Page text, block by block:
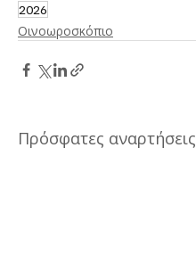
2026
Οινοωροσκόπιο
Πρόσφατες αναρτήσεις